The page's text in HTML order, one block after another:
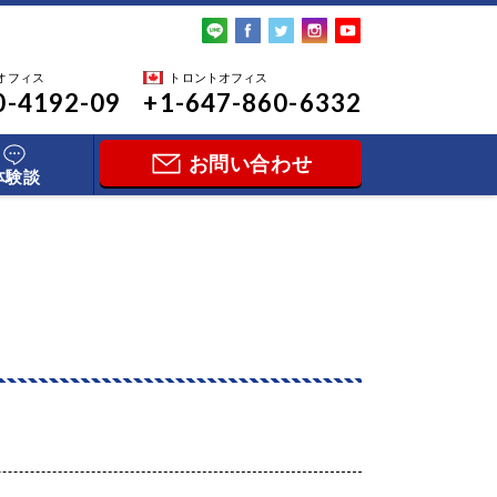
フィス
4192-09
トロントオフィス
+1-647-860-6332
験談
お問い合わせ